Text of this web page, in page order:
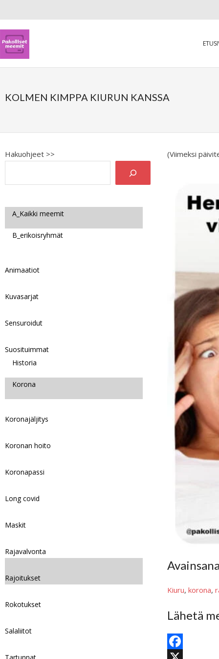
KOLMEN KIMPPA KIURUN KANSSA
(Viimeksi
Kiuru, korona,
Lähetä
Hakuohjeet >>
A_Kaikki meemit
B_erikoisryhmät
Animaatiot
Kuvasarjat
Sensuroidut
Suosituimmat
Historia
Korona
Koronajäljitys
Koronan hoito
Koronapassi
Long covid
Maskit
Rajavalvonta
Rajoitukset
Rokotukset
Salaliitot